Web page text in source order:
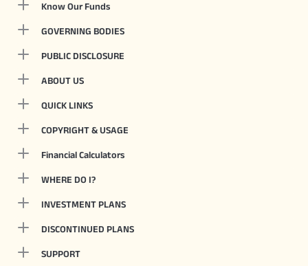
Know Our Funds
GOVERNING BODIES
PUBLIC DISCLOSURE
ABOUT US
QUICK LINKS
COPYRIGHT & USAGE
Financial Calculators
WHERE DO I?
INVESTMENT PLANS
DISCONTINUED PLANS
SUPPORT